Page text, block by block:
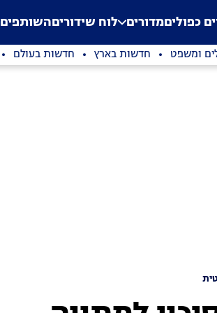
Application error: a
. כפוליםמדורים לוח שידוריםהשותפים
ומשפט חדשות בארץ חדשות בעולם